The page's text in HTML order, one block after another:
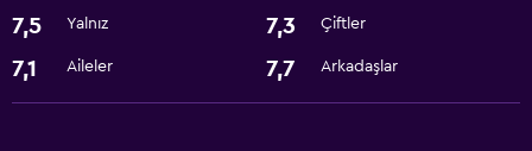
Temel özellikler
İnternet
7,5 Yalnız 7,3 Çiftler
7,1 Aileler 7,7 Arkadaşlar